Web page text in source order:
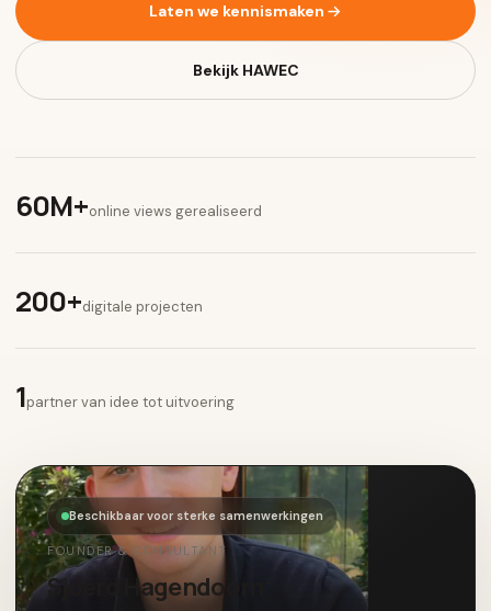
Laten we kennismaken
Bekijk HAWEC
60M+online views gerealiseerd
200+digitale projecten
1partner van idee tot uitvoering
Beschikbaar voor sterke samenwerkingen
FOUNDER & CONSULTANT
Sjoerd Hagendoorn